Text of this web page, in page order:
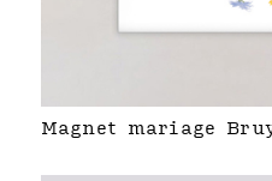
Magnet mariage